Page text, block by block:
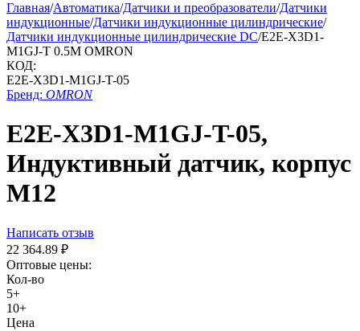
Главная/Автоматика/Датчики и преобразователи/Датчики
индукционные/Датчики индукционные цилиндрические/
Датчики индукционные цилиндрические DC/E2E-X3D1-
M1GJ-T 0.5M OMRON
КОД:
E2E-X3D1-M1GJ-T-05
Бренд: OMRON
E2E-X3D1-M1GJ-T-05,
Индуктивный датчик, корпус
М12
Написать отзыв
22 364.89 ₽
Оптовые цены:
Кол-во
5+
10+
Цена